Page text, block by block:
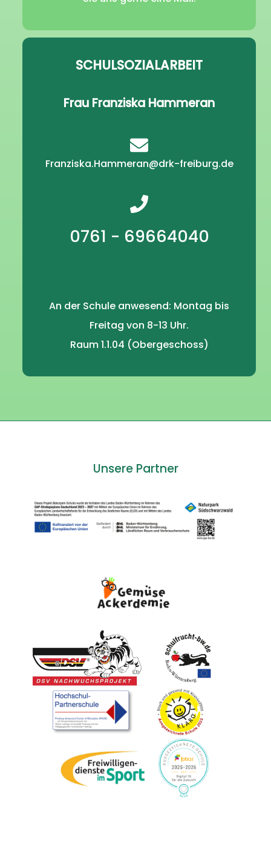
SCHULSOZIALARBEIT
Frau Franziska Hammeran
Franziska.Hammeran@drk-freiburg.de
0761 - 69664040
An der Schule anwesend: Montag bis
Freitag von 8-13 Uhr.
Raum 1.1.04 (Obergeschoss)
Unsere Partner